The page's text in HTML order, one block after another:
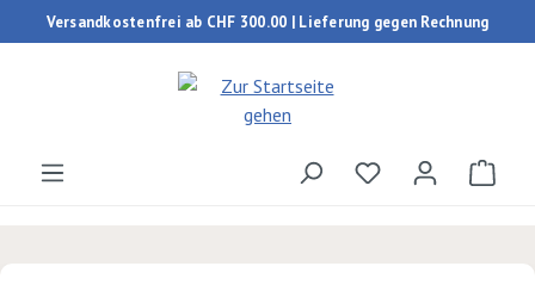
Zum Hauptinhalt springen
Versandkostenfrei ab CHF 300.00 | Lieferung gegen Rechnung
Du hast 0